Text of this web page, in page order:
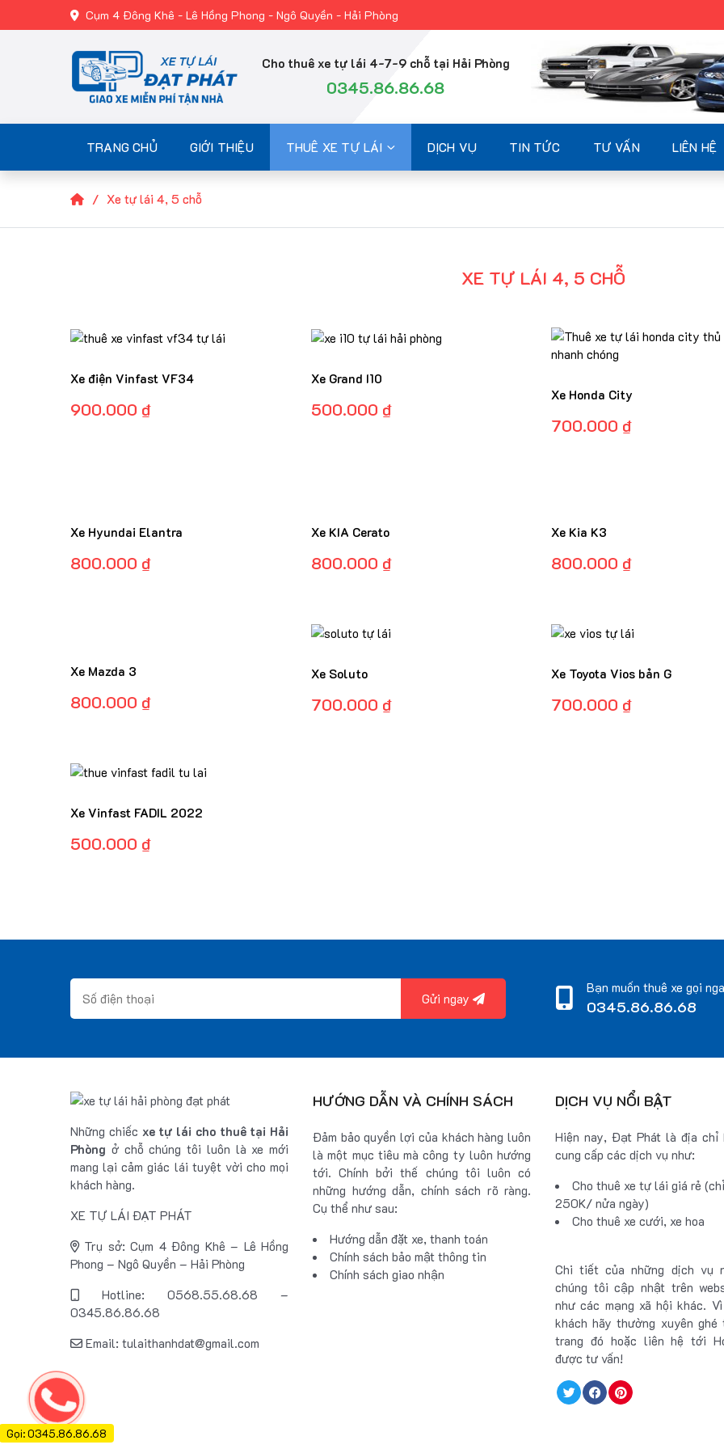
Cụm 4 Đông Khê - Lê Hồng Phong - Ngô Quyền - Hải Phòng
Cho thuê xe tự lái 4-7-9 chỗ tại Hải Phòng
0345.86.86.68
TRANG CHỦ GIỚI THIỆU THUÊ XE TỰ LÁI DỊCH VỤ TIN TỨC TƯ VẤN LIÊN HỆ
Xe tự lái 4, 5 chỗ
XE TỰ LÁI 4, 5 CHỖ
Xe điện Vinfast VF34
900.000 ₫
Xe Grand I10
500.000 ₫
Xe Honda City
700.000 ₫
Xe Hyundai Elantra
800.000 ₫
Xe KIA Cerato
800.000 ₫
Xe Kia K3
800.000 ₫
Xe Mazda 3
800.000 ₫
Xe Soluto
700.000 ₫
Xe Toyota Vios bản G
700.000 ₫
Xe Vinfast FADIL 2022
500.000 ₫
Gửi ngay
Bạn muốn thuê xe gọi
0345.86.86.68
Những chiếc xe tự lái cho thuê tại Hải
Phòng ở chỗ chúng tôi luôn là xe mới
mang lại cảm giác lái tuyệt vời cho mọi
khách hàng.
XE TỰ LÁI ĐẠT PHÁT
Trụ sở: Cụm 4 Đông Khê – Lê Hồng
Phong – Ngô Quyền – Hải Phòng
Hotline: 0568.55.68.68 –
0345.86.86.68
Email: tulaithanhdat@gmail.com
HƯỚNG DẪN VÀ CHÍNH SÁCH
Đảm bảo quyền lợi của khách hàng luôn
là một mục tiêu mà công ty luôn hướng
tới. Chính bởi thế chúng tôi luôn có
những hướng dẫn, chính sách rõ ràng.
Cụ thể như sau:
Hướng dẫn đặt xe, thanh toán
Chính sách bảo mật thông tin
Chính sách giao nhận
DỊCH VỤ NỔI BẬT
Hiện nay, Đạt Phát là địa chỉ
cung cấp các dịch vụ như:
Cho thuê xe tự lái giá rẻ
250K/ nửa ngày)
Cho thuê xe cưới, xe hoa
Chi tiết của những dịch vụ
chúng tôi cập nhật trên
như các mạng xã hội khác.
khách hãy thường xuyên ghé
trang đó hoặc liên hệ tới
được tư vấn!
Gọi: 0345.86.86.68